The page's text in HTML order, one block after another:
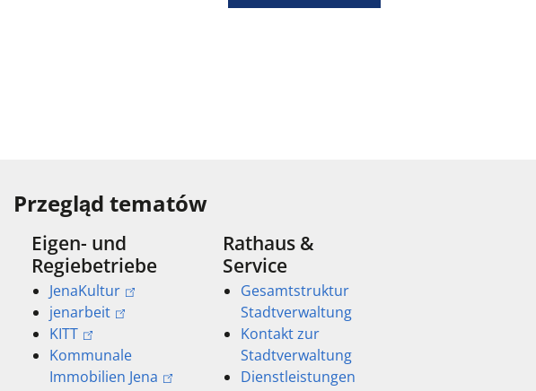
Przegląd tematów
Eigen- und
Regiebetriebe
JenaKultur
jenarbeit
KITT
Kommunale
Immobilien Jena
Rathaus &
Service
Gesamtstruktur
Stadtverwaltung
Kontakt zur
Stadtverwaltung
Dienstleistungen